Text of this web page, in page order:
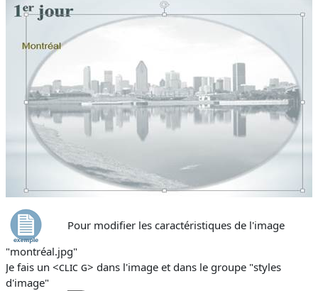
Pour modifier les caractéristiques de l'image
"montréal.jpg"
Je fais un <clic g> dans l'image et dans le groupe "styles
d'image"